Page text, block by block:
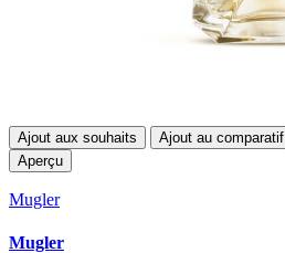
Ajout aux souhaits
Ajout au comparatif
Aperçu
Mugler
Mugler